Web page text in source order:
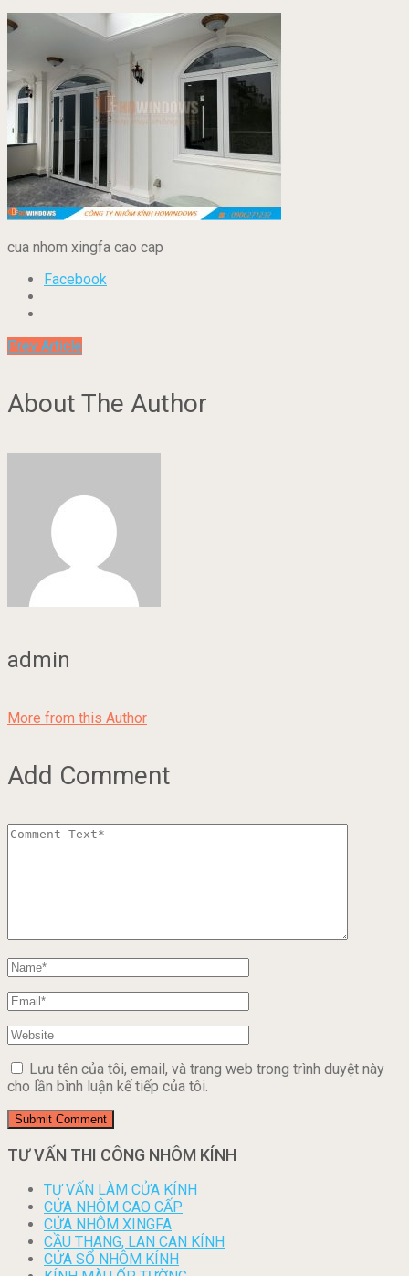
cua nhom xingfa cao cap
Facebook
Prev Article
About The Author
admin
More from this Author
Add Comment
Lưu tên của tôi, email, và trang web trong trình duyệt này
cho lần bình luận kế tiếp của tôi.
TƯ VẤN THI CÔNG NHÔM KÍNH
TƯ VẤN LÀM CỬA KÍNH
CỬA NHÔM CAO CẤP
CỬA NHÔM XINGFA
CẦU THANG, LAN CAN KÍNH
CỬA SỔ NHÔM KÍNH